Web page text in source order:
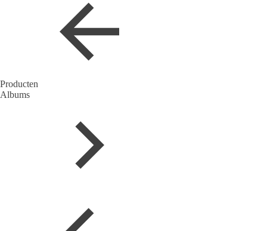
Producten
Albums